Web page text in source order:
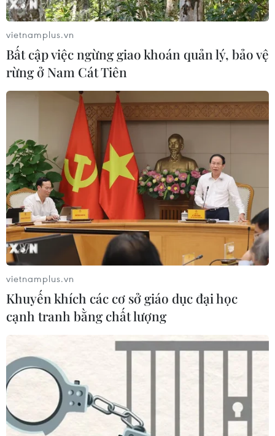
Hậu Giang: Liên tiếp xảy ra 3 vụ sạt lở đất
ở huyện Châu Thành
21/05/2023 08:38
Ba vụ sạt lở đất liên tiếp xảy ra trong 2 ngày qua tại
huyện Châu Thành, tỉnh Hậu Giang, nâng số vụ sạt lở
tại tỉnh này từ đầu năm đến nay lên con số 21 và ước
thiệt hại trên 1,3 tỷ đồng.
vietnamplus.vn
Bất cập việc ngừng giao khoán quản lý, bảo vệ
rừng ở Nam Cát Tiên
vietnamplus.vn
Khuyến khích các cơ sở giáo dục đại học
cạnh tranh bằng chất lượng